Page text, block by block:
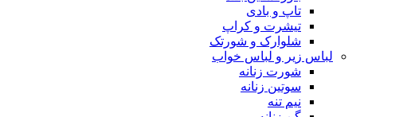
تاپ و بادی
تیشرت و کراپ
شلوارک و شورتک
لباس زیر و لباس خواب
شورت زنانه
سوتین زنانه
نیم تنه